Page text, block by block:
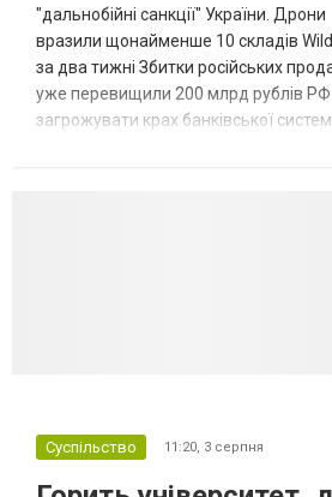
"дальнобійні санкції" України. Дрони
вразили щонайменше 10 складів
за два тижні Збитки російських
уже перевищили 200 млрд рублів
загрожувати крах банківської
Суспільство 11:20, 3 серпня